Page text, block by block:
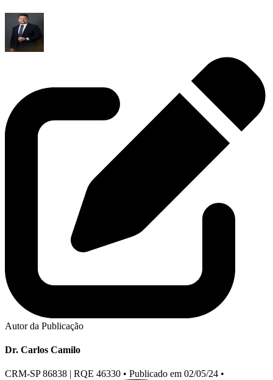
Autor da Publicação
Dr. Carlos Camilo
CRM-SP 86838 | RQE 46330 • Publicado em 02/05/24 •